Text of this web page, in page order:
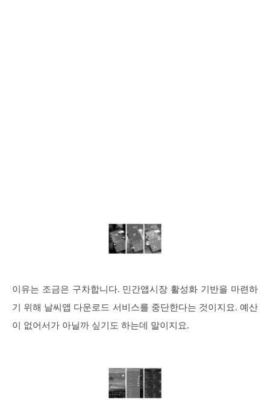
이유는 조금은 구차합니다. 민간앱시장 활성화 기반을 마련하
기 위해 날씨앱 다운로드 서비스를 중단한다는 것이지요. 예산
이 없어서가 아닐까 싶기도 하는데 말이지요.